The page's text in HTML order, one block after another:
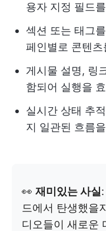
용자 지정 필드
섹션 또는 태그
페인별로 콘텐
게시물 설명, 링
함되어 실행을
실시간 상태 추
지 일관된 흐름
👀 재미있는 사실
드에서 탄생했을
디오들이 새로운